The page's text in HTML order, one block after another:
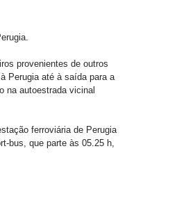
provenientes de outros
Perugia até à saída para a
na autoestrada vicinal
ferroviária de Perugia
bus, que parte às 05.25 h,